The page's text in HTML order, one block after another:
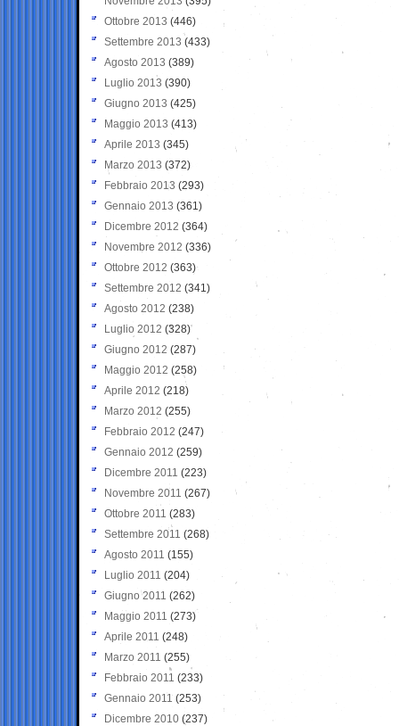
Ottobre 2013 (446)
Settembre 2013 (433)
Agosto 2013 (389)
Luglio 2013 (390)
Giugno 2013 (425)
Maggio 2013 (413)
Aprile 2013 (345)
Marzo 2013 (372)
Febbraio 2013 (293)
Gennaio 2013 (361)
Dicembre 2012 (364)
Novembre 2012 (336)
Ottobre 2012 (363)
Settembre 2012 (341)
Agosto 2012 (238)
Luglio 2012 (328)
Giugno 2012 (287)
Maggio 2012 (258)
Aprile 2012 (218)
Marzo 2012 (255)
Febbraio 2012 (247)
Gennaio 2012 (259)
Dicembre 2011 (223)
Novembre 2011 (267)
Ottobre 2011 (283)
Settembre 2011 (268)
Agosto 2011 (155)
Luglio 2011 (204)
Giugno 2011 (262)
Maggio 2011 (273)
Aprile 2011 (248)
Marzo 2011 (255)
Febbraio 2011 (233)
Gennaio 2011 (253)
Dicembre 2010 (237)